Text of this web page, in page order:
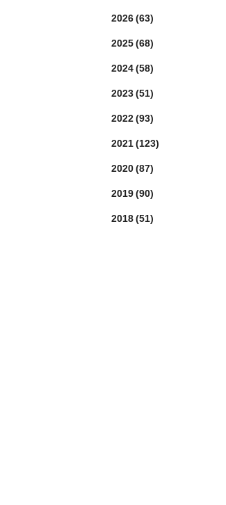
2026(63)
2025(68)
2024(58)
2023(51)
2022(93)
2021(123)
2020(87)
2019(90)
2018(51)